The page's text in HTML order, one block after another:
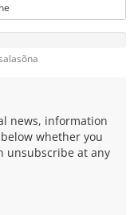
news, information
whether you
unsubscribe at any